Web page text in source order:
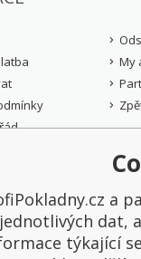
My
a
jednotlivých dat,
týkající